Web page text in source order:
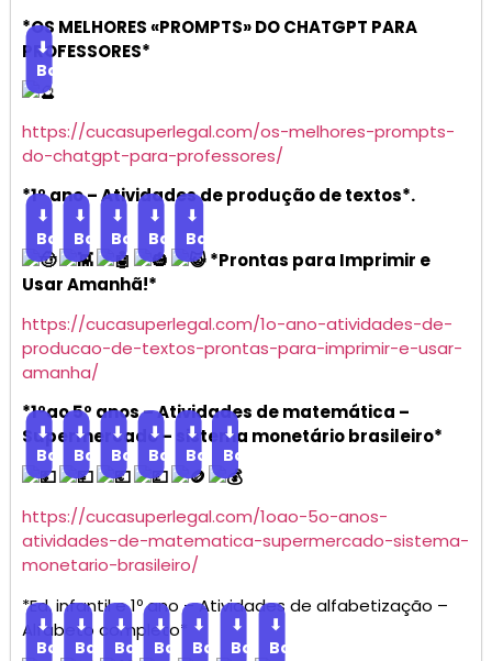
*OS MELHORES «PROMPTS» DO CHATGPT PARA
PROFESSORES*
⬇
Baixar
https://cucasuperlegal.com/os-melhores-prompts-
do-chatgpt-para-professores/
*1º ano – Atividades de produção de textos*.
⬇
Baixar
⬇
Baixar
⬇
Baixar
⬇
Baixar
⬇
Baixar
*Prontas para Imprimir e
Usar Amanhã!*
https://cucasuperlegal.com/1o-ano-atividades-de-
producao-de-textos-prontas-para-imprimir-e-usar-
amanha/
*1ºao 5º anos – Atividades de matemática –
Supermercado – sistema monetário brasileiro*
⬇
Baixar
⬇
Baixar
⬇
Baixar
⬇
Baixar
⬇
Baixar
⬇
Baixar
https://cucasuperlegal.com/1oao-5o-anos-
atividades-de-matematica-supermercado-sistema-
monetario-brasileiro/
*Ed. infantil e 1º ano – Atividades de alfabetização –
Alfabeto completo*
⬇
Baixar
⬇
Baixar
⬇
Baixar
⬇
Baixar
⬇
Baixar
⬇
Baixar
⬇
Baixar